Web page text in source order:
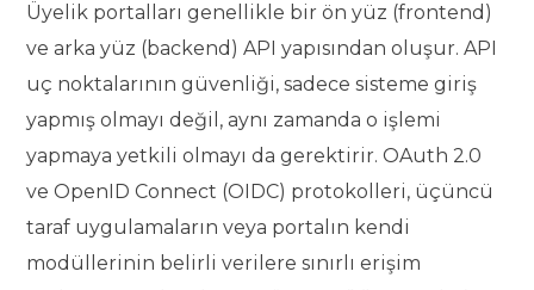
Üyelik portalları genellikle bir ön yüz (frontend)
ve arka yüz (backend) API yapısından oluşur. API
uç noktalarının güvenliği, sadece sisteme giriş
yapmış olmayı değil, aynı zamanda o işlemi
yapmaya yetkili olmayı da gerektirir. OAuth 2.0
ve OpenID Connect (OIDC) protokolleri, üçüncü
taraf uygulamaların veya portalın kendi
modüllerinin belirli verilere sınırlı erişim